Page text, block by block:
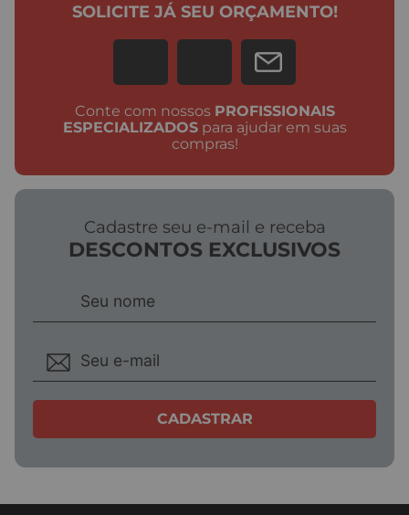
Conte com nossos PROFISSIONAIS
ESPECIALIZADOSpara ajudar em suas
compras!
SOLICITE JÁ SEU ORÇAMENTO!
Cadastre seu e-mail e receba
DESCONTOS EXCLUSIVOS
CADASTRAR